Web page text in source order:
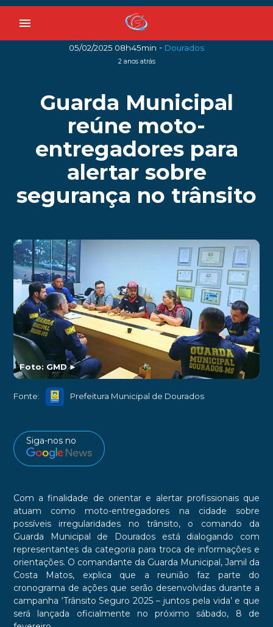
menu
05/02/2025 08h45min - Dourados
2 anos atrás
Guarda Municipal
reúne moto-
entregadores para
alertar sobre
segurança no trânsito
Foto: GMD►
Fonte: Prefeitura Municipal de Dourados
Siga-nos no
Com a finalidade de orientar e alertar profissionais que
atuam como moto-entregadores na cidade sobre
possíveis irregularidades no trânsito, o comando da
Guarda Municipal de Dourados está dialogando com
representantes da categoria para troca de informações e
orientações. O comandante da Guarda Municipal, Jamil da
Costa Matos, explica que a reunião faz parte do
cronograma de ações que serão desenvolvidas durante a
campanha ‘Trânsito Seguro 2025 – juntos pela vida’ e que
será lançada oficialmente no próximo sábado, 8 de